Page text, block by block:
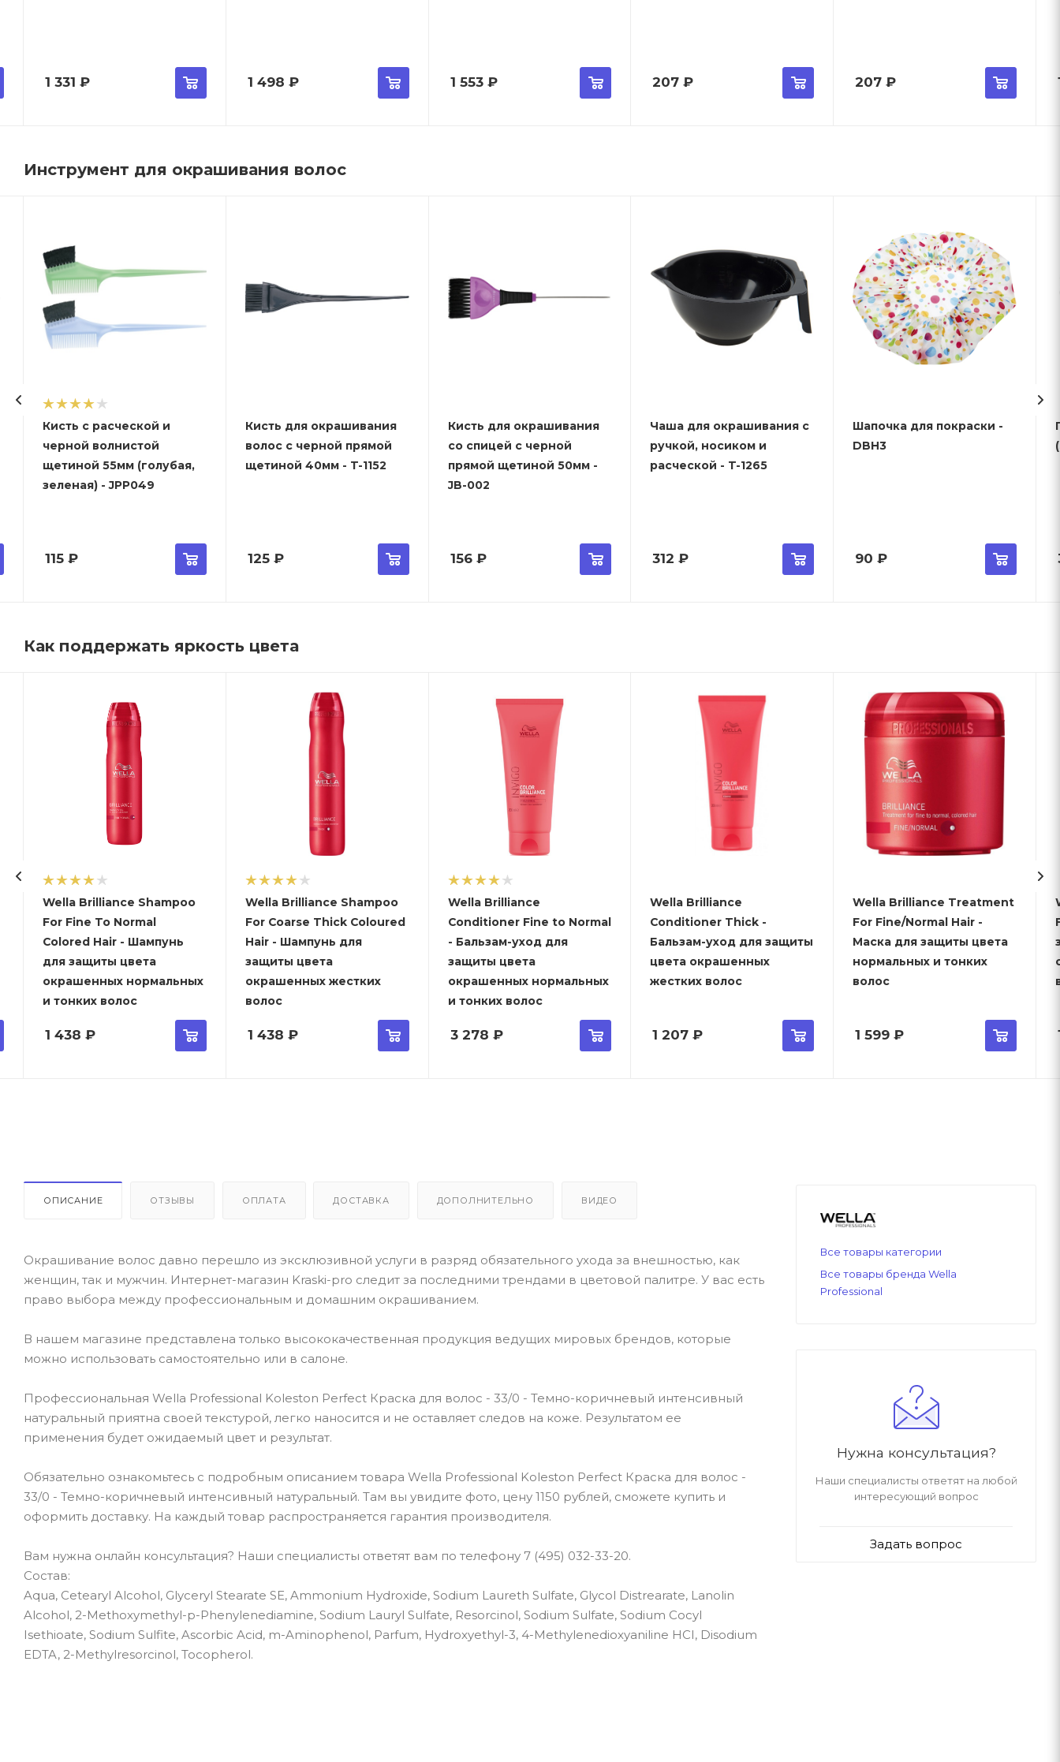
1 331 ₽ 1 498 ₽ 1 553₽ 207 ₽ 207 ₽
Инструмент для окрашивания волос
Кисть с расческой и
черной волнистой
щетиной 55мм (голубая,
зеленая) - JPP049
115₽
Кисть для окрашивания
волос с черной прямой
щетиной 40мм - T-1152
125₽
Кисть для окрашивания
со спицей с черной
прямой щетиной 50мм -
JB-002
156₽
Чаша для окрашивания с
ручкой, носиком и
расческой - T-1265
312 ₽
Шапочка для покраски -
DBH3
90 ₽
Как поддержать яркость цвета
Wella Brilliance Shampoo
For Fine To Normal
Colored Hair - Шампунь
для защиты цвета
окрашенных нормальных
и тонких волос
1 438 ₽
Wella Brilliance Shampoo
For Coarse Thick Coloured
Hair - Шампунь для
защиты цвета
окрашенных жестких
волос
1 438 ₽
Wella Brilliance
Conditioner Fine to Normal
- Бальзам-уход для
защиты цвета
окрашенных нормальных
и тонких волос
3 278 ₽
Wella Brilliance
Conditioner Thick -
Бальзам-уход для защиты
цвета окрашенных
жестких волос
1 207 ₽
Wella Brilliance Treatment
For Fine/Normal Hair -
Маска для защиты цвета
нормальных и тонких
волос
1 599 ₽
ОПИСАНИЕ ОТЗЫВЫ ОПЛАТА ДОСТАВКА ДОПОЛНИТЕЛЬНО ВИДЕО
Окрашивание волос давно перешло из эксклюзивной услуги в разряд обязательного ухода за внешностью, как
женщин, так и мужчин. Интернет-магазин Kraski-pro следит за последними трендами в цветовой палитре. У вас есть
право выбора между профессиональным и домашним окрашиванием.
В нашем магазине представлена только высококачественная продукция ведущих мировых брендов, которые
можно использовать самостоятельно или в салоне.
Профессиональная Wella Professional Koleston Perfect Краска для волос - 33/0 - Темно-коричневый интенсивный
натуральный приятна своей текстурой, легко наносится и не оставляет следов на коже. Результатом ее
применения будет ожидаемый цвет и результат.
Обязательно ознакомьтесь с подробным описанием товара Wella Professional Koleston Perfect Краска для волос -
33/0 - Темно-коричневый интенсивный натуральный. Там вы увидите фото, цену 1150 рублей, сможете купить и
оформить доставку. На каждый товар распространяется гарантия производителя.
Вам нужна онлайн консультация? Наши специалисты ответят вам по телефону 7 (495) 032-33-20.
Состав:
Aqua, Cetearyl Alcohol, Glyceryl Stearate SE, Ammonium Hydroxide, Sodium Laureth Sulfate, Glycol Distrearate, Lanolin
Alcohol, 2-Methoxymethyl-p-Phenylenediamine, Sodium Lauryl Sulfate, Resorcinol, Sodium Sulfate, Sodium Cocyl
Isethioate, Sodium Sulfite, Ascorbic Acid, m-Aminophenol, Parfum, Hydroxyethyl-3, 4-Methylenedioxyaniline HCI, Disodium
EDTA, 2-Methylresorcinol, Tocopherol.
Все товары категории
Все товары бренда Wella
Professional
Нужна консультация?
Наши специалисты ответят на любой
интересующий вопрос
Задать вопрос